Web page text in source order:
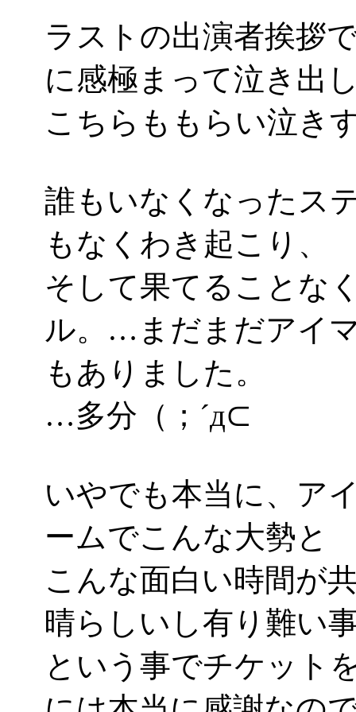
ラストの出演者挨拶
に感極まって泣き出
こちらももらい泣き
誰もいなくなったス
もなくわき起こり、
そして果てることな
ル。…まだまだアイ
もありました。
…多分（；´д⊂
いやでも本当に、ア
ームでこんな大勢と
こんな面白い時間が
晴らしいし有り難い
という事でチケット